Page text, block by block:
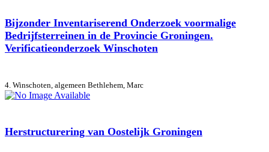
Bijzonder Inventariserend Onderzoek voormalige
Bedrijfsterreinen in de Provincie Groningen.
Verificatieonderzoek Winschoten
4. Winschoten, algemeen Bethlehem, Marc
Herstructurering van Oostelijk Groningen